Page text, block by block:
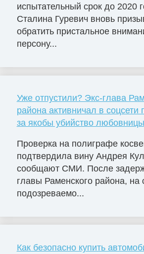
испытательный срок до 2020
Сталина Гуревич вновь
обратить пристальное
персону...
Уже отпустили? Экс-глава
района активничал в соцсети
за якобы убийство любовницы
Проверка на полиграфе
подтвердила вину Андрея
сообщают СМИ. После
главы Раменского района, на
подозреваемо...
Как безопасно купить